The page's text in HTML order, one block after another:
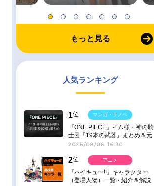
もっと見る
人気ランキング
1位
『ONE PIECE』イム様・神の騎
士団「19本の武器」まとめ＆元
ネタ
2026/08/06 16:30
マンガ・ラノベ
2位
『ハイキュー!!』キャラクター
（登場人物）一覧・紹介＆解説
アニメ